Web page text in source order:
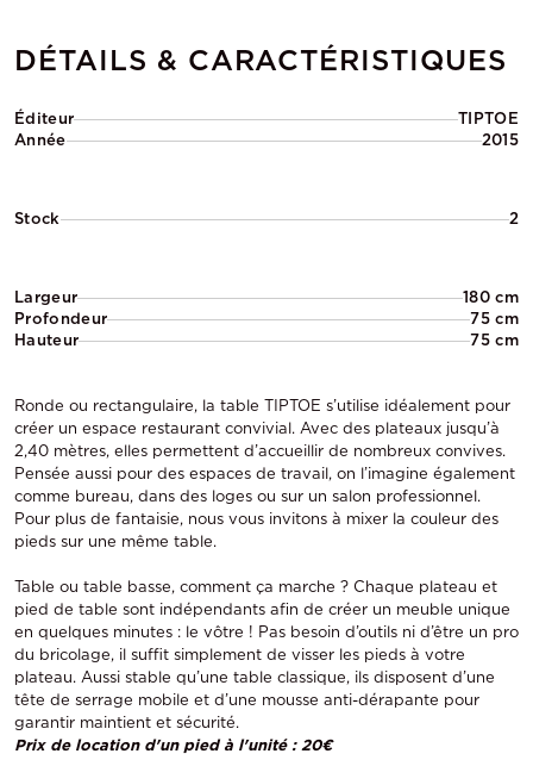
DÉTAILS & CARACTÉRISTIQUES
Éditeur
TIPTOE
Année
2015
Stock 2
Largeur
180 cm
Profondeur
75 cm
Hauteur
75 cm
Ronde ou rectangulaire, la table TIPTOE s’utilise idéalement pour
créer un espace restaurant convivial. Avec des plateaux jusqu’à
2,40 mètres, elles permettent d’accueillir de nombreux convives.
Pensée aussi pour des espaces de travail, on l’imagine également
comme bureau, dans des loges ou sur un salon professionnel.
Pour plus de fantaisie, nous vous invitons à mixer la couleur des
pieds sur une même table.
Table ou table basse, comment ça marche ? Chaque plateau et
pied de table sont indépendants afin de créer un meuble unique
en quelques minutes : le vôtre ! Pas besoin d’outils ni d’être un pro
du bricolage, il suffit simplement de visser les pieds à votre
plateau. Aussi stable qu’une table classique, ils disposent d’une
tête de serrage mobile et d’une mousse anti-dérapante pour
garantir maintient et sécurité.
Prix de location d'un pied à l'unité : 20€